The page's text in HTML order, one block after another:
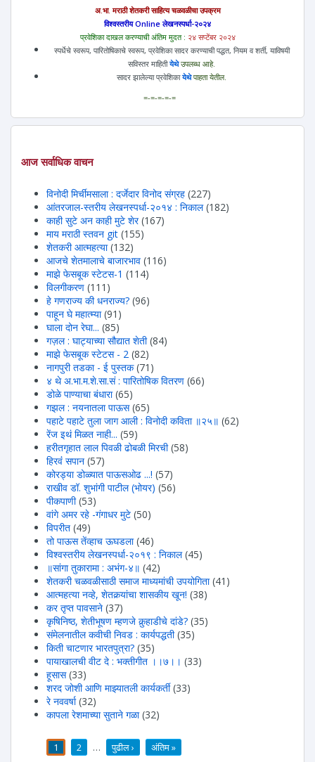
अ.भा. मराठी शेतकरी साहित्य चळवळीचा उपक्रम
विश्वस्तरीय Online लेखनस्पर्धा-२०२४
प्रवेशिका दाखल करण्याची अंतिम मुदत : २४ सप्टेंबर २०२४
स्पर्धेचे स्वरूप, पारितोषिकाचे स्वरूप, प्रवेशिका सादर करण्याची पद्धत, नियम व शर्ती, याविषयी
सविस्तर माहितीयेथेउपलब्ध आहे.
सादर झालेल्या प्रवेशिकायेथेपाहता येतील.
=-=-=-=-=
आज सर्वाधिक वाचन
विनोदी मिर्चीमसाला : दर्जेदार विनोद संग्रह (227)
आंतरजाल-स्तरीय लेखनस्पर्धा-२०१४ : निकाल (182)
काही सुटे अन काही मुटे शेर (167)
माय मराठी स्तवन git (155)
शेतकरी आत्महत्या (132)
आजचे शेतमालाचे बाजारभाव (116)
माझे फेसबूक स्टेटस-1 (114)
विलगीकरण (111)
हे गणराज्य की धनराज्य? (96)
पाहून घे महात्म्या (91)
घाला दोन रेघा... (85)
गज़ल : घाट्याच्या सौद्यात शेती (84)
माझे फेसबूक स्टेटस - 2 (82)
नागपुरी तडका - ई पुस्तक (71)
४ थे अ.भा.म.शे.सा.सं : पारितोषिक वितरण (66)
डोळे पाण्याचा बंधारा (65)
गझल : नयनातला पाऊस (65)
पहाटे पहाटे तुला जाग आली : विनोदी कविता ॥२५॥ (62)
रेंज इथं मिळत नाही... (59)
हरीतगृहात लाल पिवळी ढोबळी मिरची (58)
हिरवंं सपान (57)
कोरड्या डोळ्यात पाऊसओढ ...! (57)
राखीव डॉ. शुभांगी पाटील (भोयर) (56)
पीकपाणी (53)
वांगे अमर रहे -गंगाधर मुटे (50)
विपरीत (49)
तो पाऊस तेंव्हाच ऊघडला (46)
विश्वस्तरीय लेखनस्पर्धा-२०१९ : निकाल (45)
॥सांगा तुकारामा : अभंग-४॥ (42)
शेतकरी चळवळीसाठी समाज माध्यमांची उपयोगिता (41)
आत्महत्या नव्हे, शेतकर्‍यांचा शासकीय खून! (38)
कर तृप्त पावसाने (37)
कृषिनिष्ठ, शेतीभूषण म्हणजे कुर्‍हाडीचे दांडे? (35)
संमेलनातील कवीची निवड : कार्यपद्धती (35)
किती चाटणार भारतपुत्रा? (35)
पायाखालची वीट दे : भक्तीगीत ।।७।। (33)
हूसास (33)
शरद जोशी आणि माझ्यातली कार्यकर्ती (33)
रे नववर्षा(32)
कापला रेशमाच्या सुताने गळा (32)
1 2 … पुढील › अंतिम »